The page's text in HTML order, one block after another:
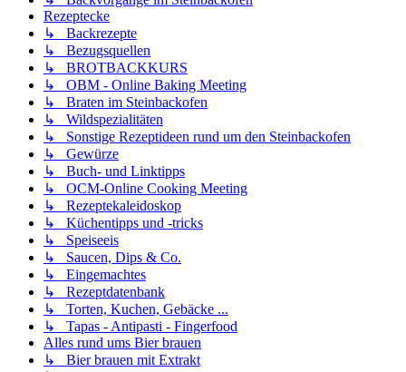
Rezeptecke
↳ Backrezepte
↳ Bezugsquellen
↳ BROTBACKKURS
↳ OBM - Online Baking Meeting
↳ Braten im Steinbackofen
↳ Wildspezialitäten
↳ Sonstige Rezeptideen rund um den Steinbackofen
↳ Gewürze
↳ Buch- und Linktipps
↳ OCM-Online Cooking Meeting
↳ Rezeptekaleidoskop
↳ Küchentipps und -tricks
↳ Speiseeis
↳ Saucen, Dips & Co.
↳ Eingemachtes
↳ Rezeptdatenbank
↳ Torten, Kuchen, Gebäcke ...
↳ Tapas - Antipasti - Fingerfood
Alles rund ums Bier brauen
↳ Bier brauen mit Extrakt